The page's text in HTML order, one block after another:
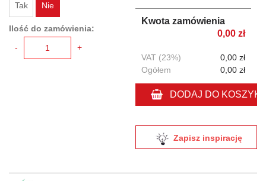
Tak
Nie
Ilość do zamówienia:
-
+
Kwota zamówienia
0,00 zł
VAT (23%)
0,00 zł
Ogółem
0,00 zł
DODAJ DO
Zapisz inspirację